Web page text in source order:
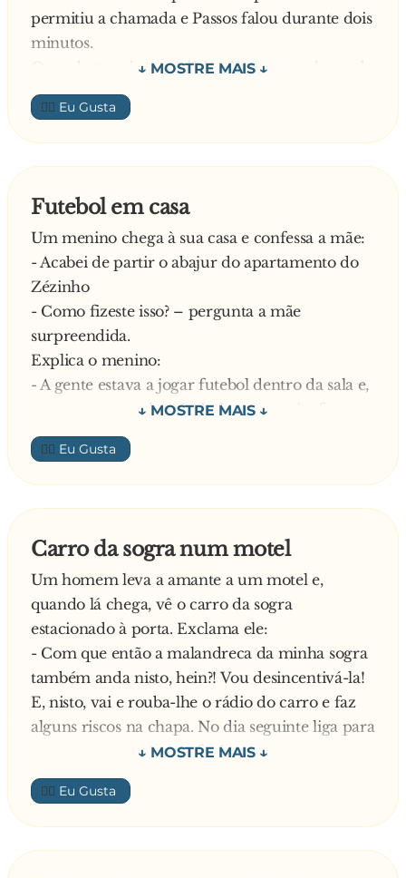
permitiu a chamada e Passos falou durante dois
minutos.
Quando terminou, o diabo disse que a chamada
custava três milhões de euros O Passos passou
um cheque e pagou.
Quando o Cavaco soube, quis fazer o mesmo e
ligou também para a familia, mas conversou
que foi de dez milhões de euros, que foram
pagos em ouro.
O Paulo Portas ao ver aquilo também quis ligar
para o CDS/PP para ver como havia ficado o
País e conversou por mais de três horas com os
seus correligionários do CDS. Quando desligou,
o diabo disse que o preço da ligação era dois
euros.
O próprio Portas ficou p**... da vida, depois das
ligações anteriores, que duraram muito menos
tempo, custaram muito mais Sem entender
nada, perguntou ao diabo porque custava tão
pouco ligar para o CDS/PP, ao que o diabo
- Porque de inferno para inferno, de corruptos
para corruptos, de mentirosos para aldrabões a
chamada é local
—
👍🏼
Futebol em casa
Um menino chega à sua casa e confessa a mãe:
- Acabei de partir o abajur do apartamento do
Zézinho
- Como fizeste isso? – pergunta a mãe
surpreendida.
Explica o menino:
- A gente estava a jogar futebol dentro da sala e,
sem querer, eu chutei a bola com muita força
em cima do abajur.
A mãe olha com cara de desapontada e diz:
- Vou ligar para a mãe do seu amigo e
perguntar como era o abajur.
menino.
- Claro! – responde a mãe.
E diz o menino:
- Não, mãe, não se preocupe com isso.
- Porquê? – pergunta a mãe.
Diz o miúdo:
- Ela disse que aquele abajur era insubstituível
👍🏼
Carro da sogra num motel
Um homem leva a amante a um motel e,
quando lá chega, vê o carro da sogra
estacionado à porta. Exclama ele:
- Com que então a malandreca da minha sogra
também anda nisto, hein?! Vou desincentivá-la!
E, nisto, vai e rouba-lhe o rádio do carro e faz
alguns riscos na chapa. No dia seguinte liga para
a sogra e encontra esta furiosa.
- O que se passou, minha cara sogra? Por que
está tão zangada? – pergunta ele
inocentemente.
Explica a sogra: -
👍🏼